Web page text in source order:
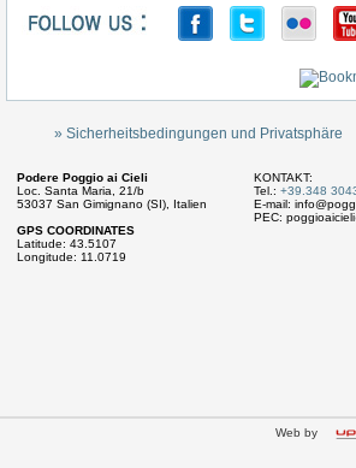
» Sicherheitsbedingungen und Privatsphäre
Podere Poggio ai Cieli
Loc. Santa Maria, 21/b
53037 San Gimignano (SI), Italien
GPS COORDINATES
Latitude: 43.5107
Longitude: 11.0719
KONTAKT:
Tel.: +39.348
E-mail:
PEC:
Web by